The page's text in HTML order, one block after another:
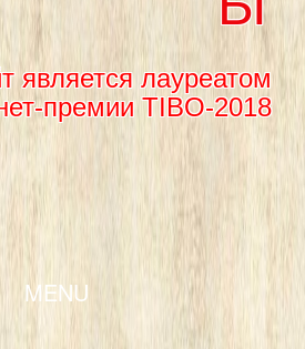
является лауреатом
премии TIBO-2018
MENU